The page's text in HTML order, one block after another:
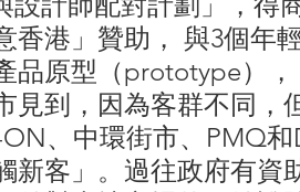
香港」贊助， 與3個年
品原型（prototype）
見到，因為客群不同，
、中環街市、PMQ和
新客」。過往政府有資